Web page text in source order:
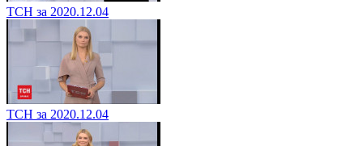
ТСН за 2020.12.04
ТСН за 2020.12.04